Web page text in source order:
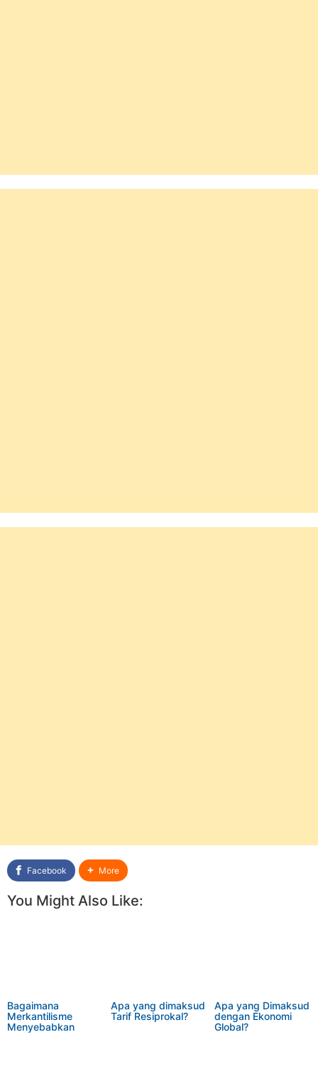
Facebook More
You Might Also Like:
Bagaimana
Merkantilisme
Menyebabkan
Apa yang dimaksud
Tarif Resiprokal?
Apa yang Dimaksud
dengan Ekonomi
Global?